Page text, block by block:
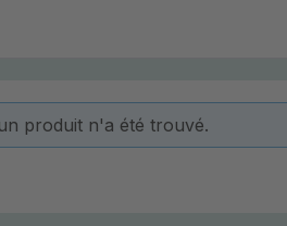
produit n'a été trouvé.